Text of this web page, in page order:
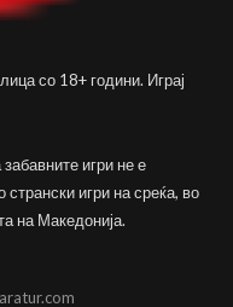
со 18+ години. Играј
игри не е
игри на среќа, во
на Македонија.